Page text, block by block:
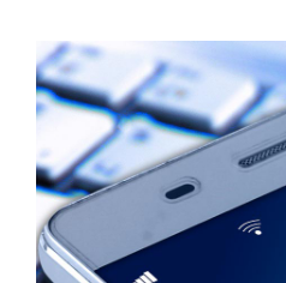
Ingrandisci
immagine